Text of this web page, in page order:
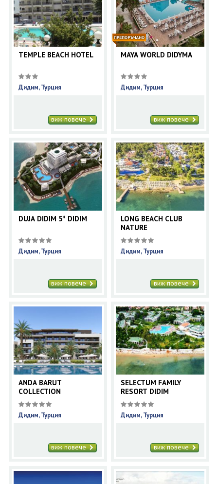
TEMPLE BEACH HOTEL
Дидим, Турция
виж повече
MAYA WORLD DIDYMA
Дидим, Турция
виж повече
DUJA DIDIM 5* DIDIM
Дидим, Турция
виж повече
LONG BEACH CLUB
NATURE
Дидим, Турция
виж повече
ANDA BARUT
COLLECTION
Дидим, Турция
виж повече
SELECTUM FAMILY
RESORT DIDIM
Дидим, Турция
виж повече